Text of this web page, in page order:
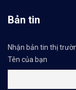
Bản tin
Nhận bản tin thị
Tên của bạn